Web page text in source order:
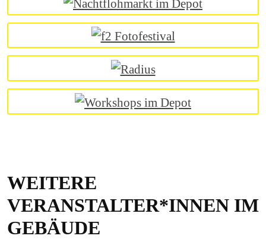
WEITERE
VERANSTALTER*INNEN IM
GEBÄUDE